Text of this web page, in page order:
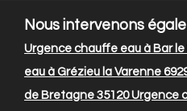
Nous intervenons
Urgence chauffe eau à Bar le
eau à Grézieu la Varenne
de Bretagne 35120Urgence